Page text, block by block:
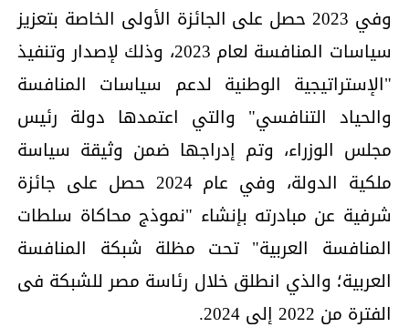
وفي 2023 حصل على الجائزة الأولى الخاصة بتعزيز
سياسات المنافسة لعام 2023، وذلك لإصدار وتنفيذ
"الإستراتيجية الوطنية لدعم سياسات المنافسة
والحياد التنافسي" والتي اعتمدها دولة رئيس
مجلس الوزراء، وتم إدراجها ضمن وثيقة سياسة
ملكية الدولة، وفي عام 2024 حصل على جائزة
شرفية عن مبادرته بإنشاء "نموذج محاكاة سلطات
المنافسة العربية" تحت مظلة شبكة المنافسة
العربية؛ والذي انطلق خلال رئاسة مصر للشبكة فى
الفترة من 2022 إلى 2024.